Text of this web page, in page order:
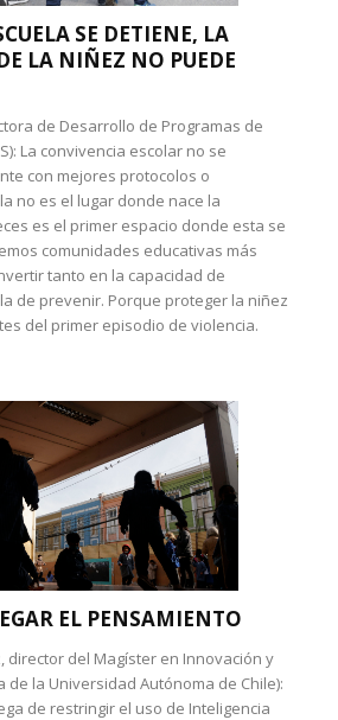
SE DETIENE, LA
LA NIÑEZ NO PUEDE
de Desarrollo de Programas de
La convivencia escolar no se
con mejores protocolos o
no es el lugar donde nace la
es el primer espacio donde esta se
comunidades educativas más
tanto en la capacidad de
de prevenir. Porque proteger la niñez
del primer episodio de violencia.
EL PENSAMIENTO
director del Magíster en Innovación y
de la Universidad Autónoma de Chile):
de restringir el uso de Inteligencia